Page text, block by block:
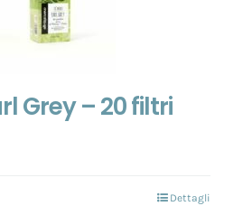
Grey – 20 filtri
Dettagli